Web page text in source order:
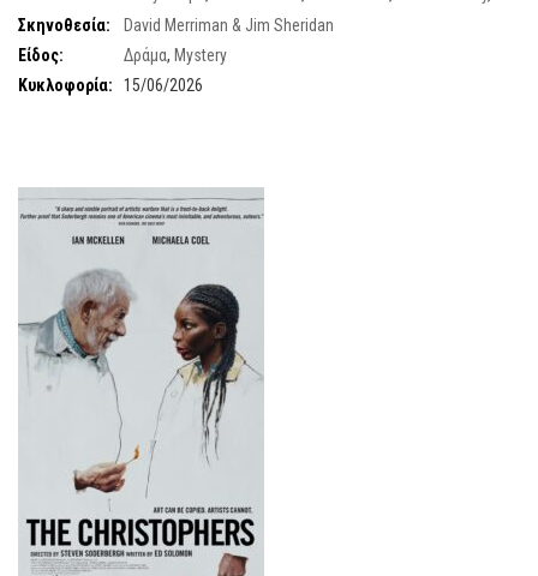
John Connors
Σκηνοθεσία:
David Merriman & Jim Sheridan
Είδος:
Δράμα, Mystery
Κυκλοφορία:
15/06/2026